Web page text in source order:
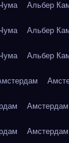
Альбер
Альбер
Альбер
Амстердам
Амстердам